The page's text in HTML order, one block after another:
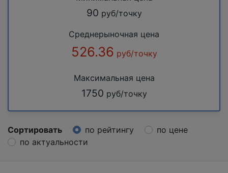
90 руб/точку
Среднерыночная цена
526.36 руб/точку
Максимальная цена
1750 руб/точку
Сортировать по рейтингу
по цене
по актуальности